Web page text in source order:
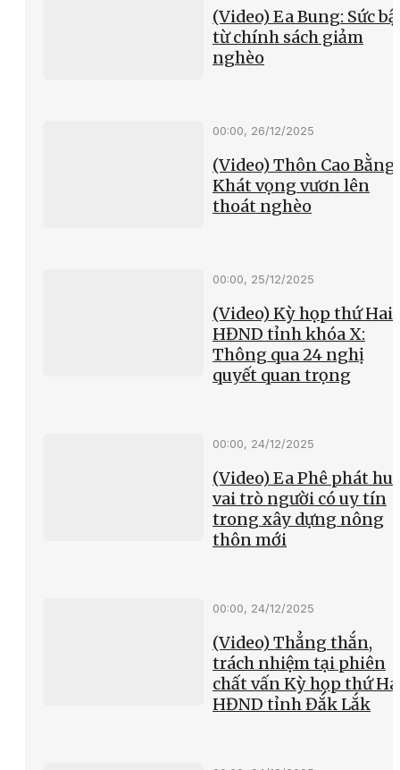
(Video) Ea Bung: Sức
từ chính sách giảm
nghèo
00:00, 26/12/2025
(Video) Thôn Cao
Khát vọng vươn lên
thoát nghèo
00:00, 25/12/2025
(Video) Kỳ họp thứ Hai
HĐND tỉnh khóa X:
Thông qua 24 nghị
quyết quan trọng
00:00, 24/12/2025
(Video) Ea Phê phát
vai trò người có uy tín
trong xây dựng nông
thôn mới
00:00, 24/12/2025
(Video) Thẳng thắn,
trách nhiệm tại phiên
chất vấn Kỳ họp thứ
HĐND tỉnh Đắk Lắk